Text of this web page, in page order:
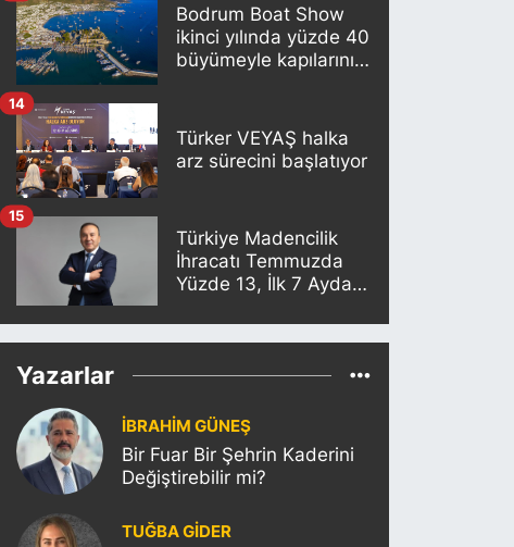
Bodrum Boat Show
ikinci yılında yüzde 40
büyümeyle kapılarını
Türker VEYAŞ halka
arz sürecini başlatıyor
14
Türkiye Madencilik
İhracatı Temmuzda
Yüzde 13, İlk 7 Ayda
15
Yazarlar
İBRAHİM GÜNEŞ
Bir Fuar Bir Şehrin Kaderini
Değiştirebilir mi?
TUĞBA GİDER